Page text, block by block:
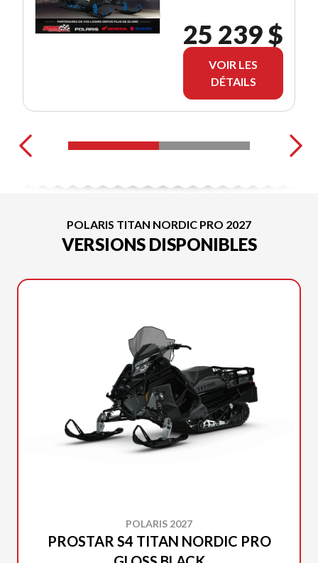
25 239 $
VOIR LES
DÉTAILS
POLARIS TITAN NORDIC PRO 2027
VERSIONS DISPONIBLES
POLARIS 2027
PROSTAR S4 TITAN NORDIC PRO